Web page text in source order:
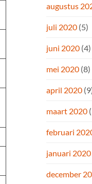
augustus
juli 2020 (5)
juni 2020 (4)
mei 2020 (8)
april 2020
maart 2020
februari
januari 2020
december